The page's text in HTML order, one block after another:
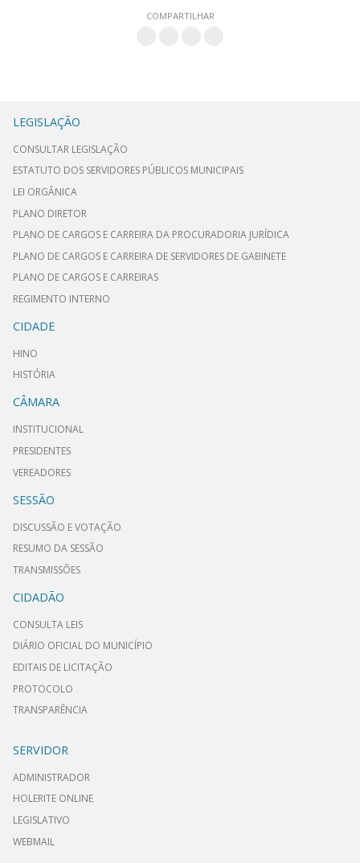
COMPARTILHAR
LEGISLAÇÃO
CONSULTAR LEGISLAÇÃO
ESTATUTO DOS SERVIDORES PÚBLICOS MUNICIPAIS
LEI ORGÂNICA
PLANO DIRETOR
PLANO DE CARGOS E CARREIRA DA PROCURADORIA JURÍDICA
PLANO DE CARGOS E CARREIRA DE SERVIDORES DE GABINETE
PLANO DE CARGOS E CARREIRAS
REGIMENTO INTERNO
CIDADE
HINO
HISTÓRIA
CÂMARA
INSTITUCIONAL
PRESIDENTES
VEREADORES
SESSÃO
DISCUSSÃO E VOTAÇÃO
RESUMO DA SESSÃO
TRANSMISSÕES
CIDADÃO
CONSULTA LEIS
DIÁRIO OFICIAL DO MUNICÍPIO
EDITAIS DE LICITAÇÃO
PROTOCOLO
TRANSPARÊNCIA
SERVIDOR
ADMINISTRADOR
HOLERITE ONLINE
LEGISLATIVO
WEBMAIL